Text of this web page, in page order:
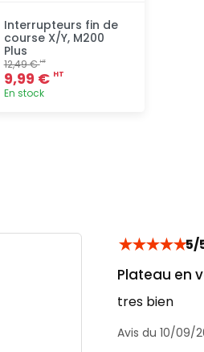
Interrupteurs fin de
course X/Y, M200
Plus
12,49 €HT
9,99 € HT
En stock
★★★★★5/
Plateau en
tres bien
Avis du 10/09/